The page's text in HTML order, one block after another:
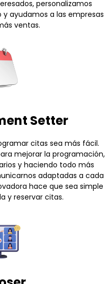
personalizamos
ayudamos a las empresas
ventas.
Setter
citas sea más fácil.
mejorar la programación,
y haciendo todo más
adaptadas a cada
hace que sea simple
y reservar citas.